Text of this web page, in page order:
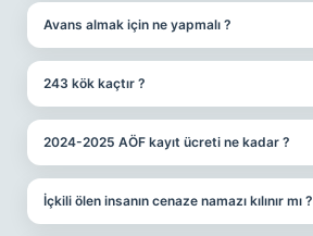
Avans almak için ne yapmalı ?
243 kök kaçtır ?
2024-2025 AÖF kayıt ücreti ne kadar ?
İçkili ölen insanın cenaze namazı kılınır mı ?